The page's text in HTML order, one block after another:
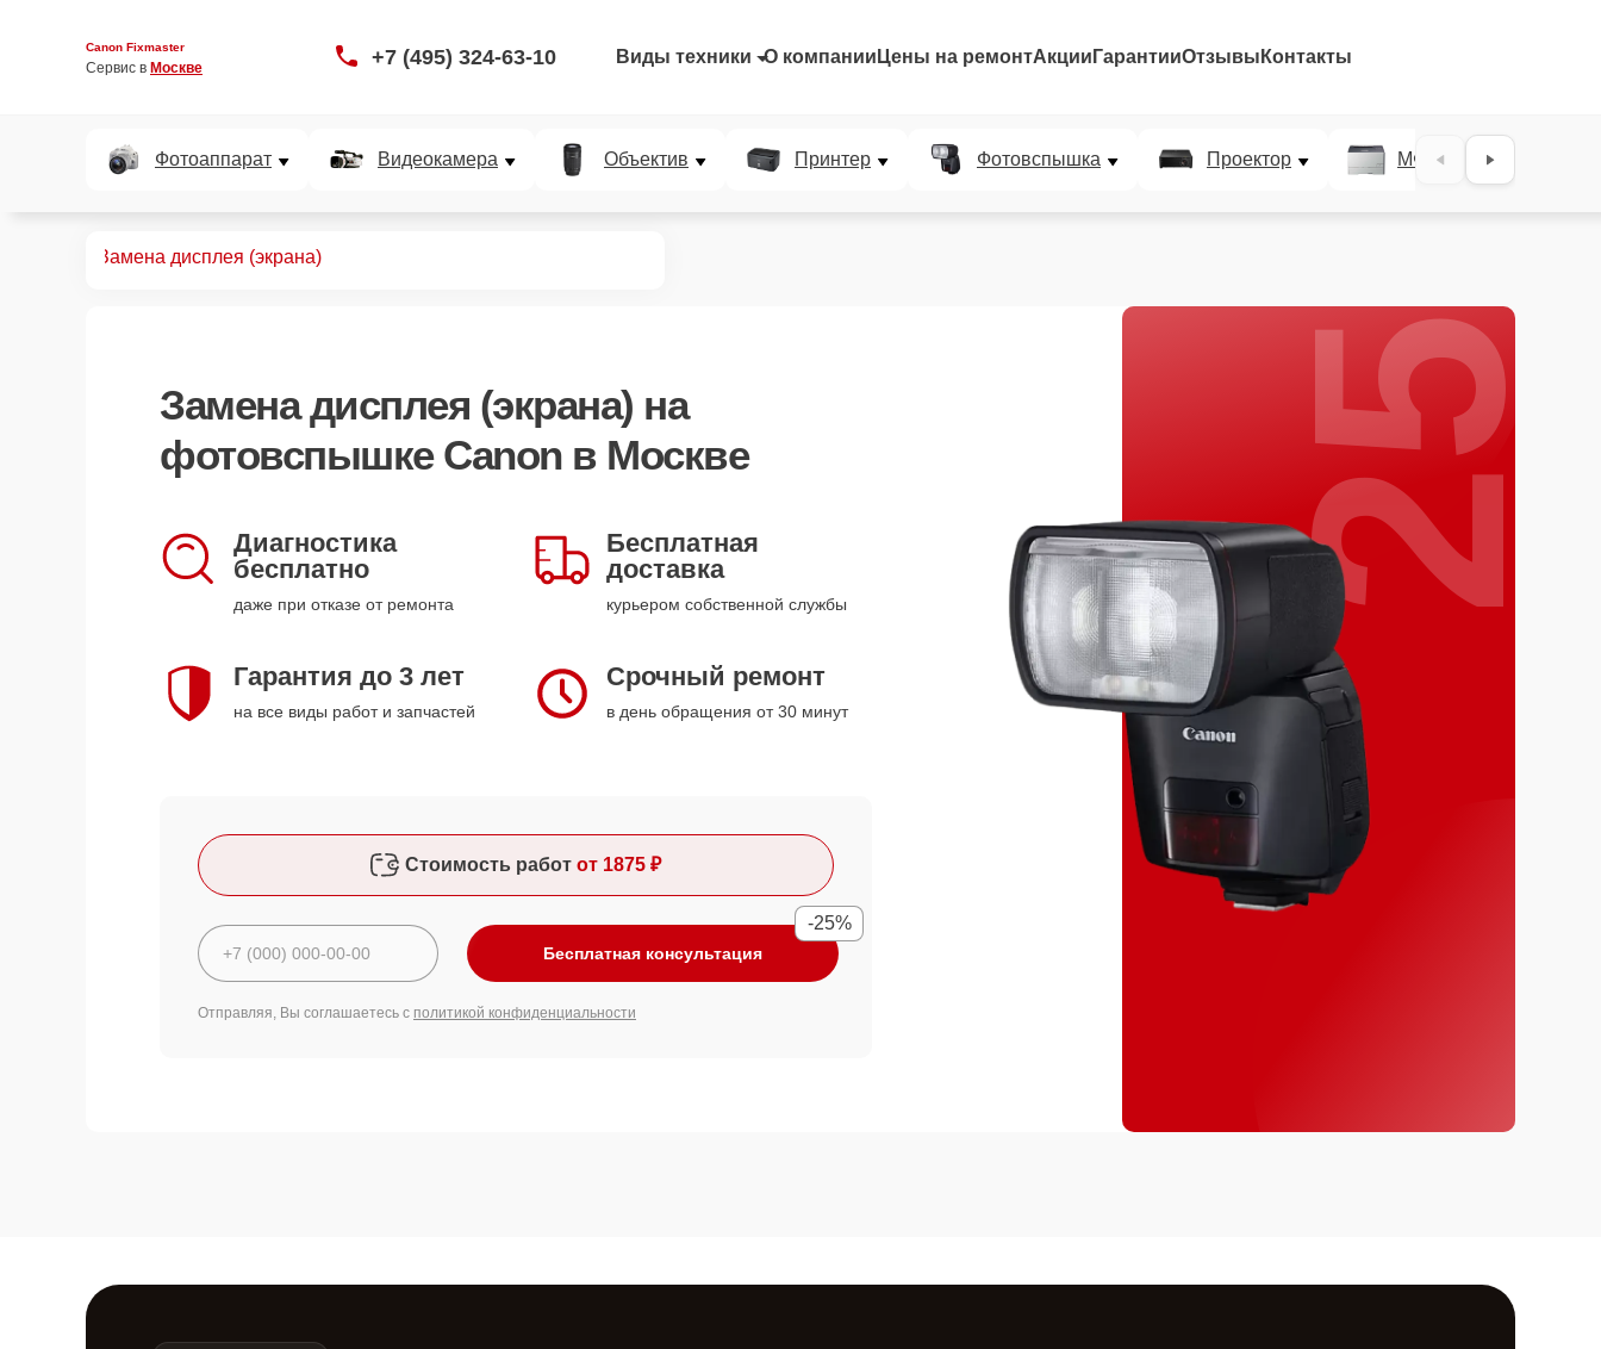
Canon Fixmaster
Сервис в Москве +7 (495) 324-63-10 Виды техники О компании Цены на ремонтАкции ГарантииОтзывы Контакты
Фотоаппарат Видеокамера Объектив Принтер Фотовспышка Проектор МФУ
Замена дисплея (экрана)
Замена дисплея (экрана) на
фотовспышке Canon в Москве
Диагностика
бесплатно
даже при отказе от ремонта
Бесплатная
доставка
курьером собственной службы
Гарантия до 3 лет
на все виды работ и запчастей
Срочный ремонт
в день обращения от 30 минут
Стоимость работ от 1875 ₽
Бесплатная консультация
-25%
Отправляя, Вы соглашаетесь с политикой конфиденциальности
25%